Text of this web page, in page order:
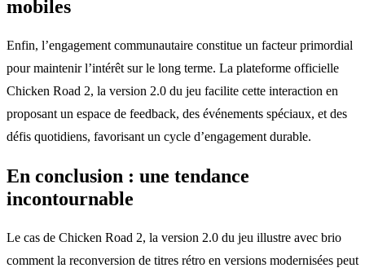
mobiles
Enfin, l’engagement communautaire constitue un facteur primordial
pour maintenir l’intérêt sur le long terme. La plateforme officielle
Chicken Road 2, la version 2.0 du jeu facilite cette interaction en
proposant un espace de feedback, des événements spéciaux, et des
défis quotidiens, favorisant un cycle d’engagement durable.
En conclusion : une tendance
incontournable
Le cas de Chicken Road 2, la version 2.0 du jeu illustre avec brio
comment la reconversion de titres rétro en versions modernisées peut